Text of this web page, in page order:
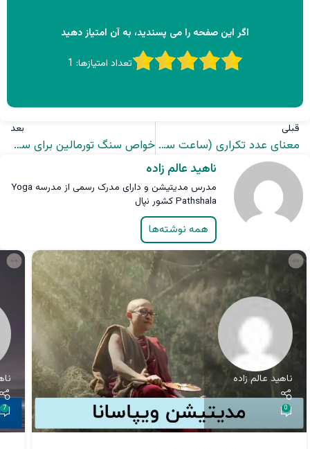
اگر این صفحه را می پسندید، به آن امتیاز دهید
تعداد امتیازها: 1
قبلی
معنای عدد تکراری (ساعت سه گانه) 00:07 در علم اعداد
بعد
خواص سنگ تورمالین برای سنگ درمانی و درمان بیماری ها
ناهید عالم زاده
مدرس مدیتیشن و دارای مدرک رسمی از مدرسه Yoga
Pathshala کشور نپال
همه نوشته‌ها
ناهید عالم زاده
0
7